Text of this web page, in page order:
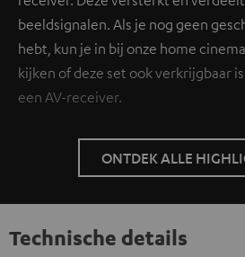
beeldsignalen. Als je nog geen
hebt, kun je in bij onze home
kijken of deze set ook verkrijgbaar
een AV-receiver.
ONTDEK ALLE
Technische details